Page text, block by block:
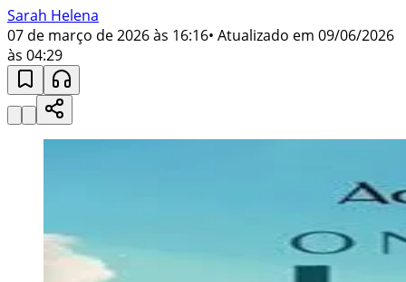
Sarah Helena
07 de março de 2026 às 16:16• Atualizado em 09/06/2026
às 04:29